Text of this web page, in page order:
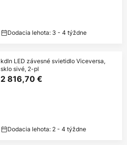
Dodacia lehota: 3 - 4 týždne
kdln LED závesné svietidlo Viceversa,
sklo sivé, 2-pl
2 816,70 €
Dodacia lehota: 2 - 4 týždne